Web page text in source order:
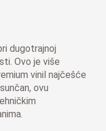
dugotrajnoj
Ovo je više
vinil najčešće
ovu